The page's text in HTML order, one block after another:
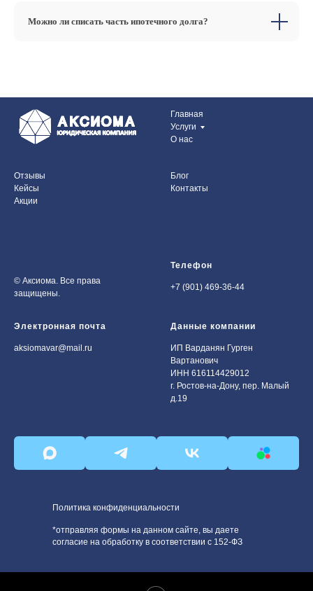
Можно ли списать часть ипотечного долга?
Главная
Услуги
О нас
Отзывы
Кейсы
Акции
Блог
Контакты
© Аксиома. Все права
защищены.
Телефон
+7 (901) 469-36-44
Электронная почта
aksiomavar@mail.ru
Данные компании
ИП Варданян Гурген
Вартанович
ИНН 616114429012
г. Ростов-на-Дону, пер. Малый
д.19
*отправляя формы на данном сайте, вы даете
согласие на обработку в соответствии с 152-ФЗ
Политика конфиденциальности